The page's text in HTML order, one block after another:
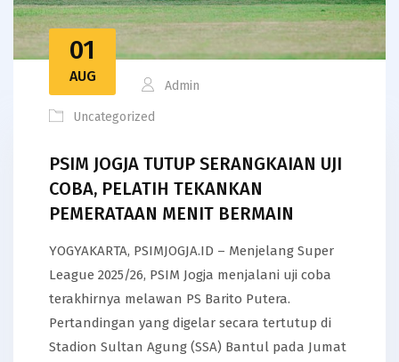
01
AUG
Admin
Uncategorized
PSIM JOGJA TUTUP SERANGKAIAN UJI
COBA, PELATIH TEKANKAN
PEMERATAAN MENIT BERMAIN
YOGYAKARTA, PSIMJOGJA.ID – Menjelang Super
League 2025/26, PSIM Jogja menjalani uji coba
terakhirnya melawan PS Barito Putera.
Pertandingan yang digelar secara tertutup di
Stadion Sultan Agung (SSA) Bantul pada Jumat